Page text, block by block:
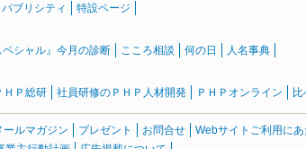
パブリシティ 特設ページ
ペシャル』今月の診断 こころ相談 何の日 人名事典
ＨＰ総研 社員研修のＰＨＰ人材開発 ＰＨＰオンライン 比
ールマガジン プレゼント お問合せ Webサイトご利用にあ